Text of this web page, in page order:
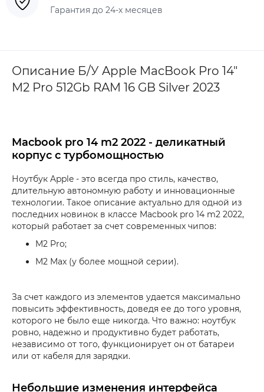
Гарантия до 24-х месяцев
Описание Б/У Apple MacBook Pro 14"
M2 Pro 512Gb RAM 16 GB Silver 2023
Macbook pro 14 m2 2022 - деликатный
корпус с турбомощностью
Ноутбук Apple - это всегда про стиль, качество,
длительную автономную работу и инновационные
технологии. Такое описание актуально для одной из
последних новинок в классе Macbook pro 14 m2 2022,
который работает за счет современных чипов:
M2 Pro;
M2 Max (у более мощной серии).
За счет каждого из элементов удается максимально
повысить эффективность, доведя ее до того уровня,
которого не было еще никогда. Что важно: ноутбук
ровно, надежно и продуктивно будет работать,
независимо от того, функционирует он от батареи
или от кабеля для зарядки.
Небольшие изменения интерфейса